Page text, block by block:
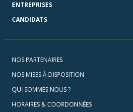
ENTREPRISES
CANDIDATS
NOS PARTENAIRES
NOS MISES À DISPOSITION
QUI SOMMES NOUS ?
HORAIRES & COORDONNÉES